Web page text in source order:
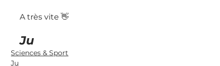
A très vite 👋
Ju
Sciences & Sport
Ju